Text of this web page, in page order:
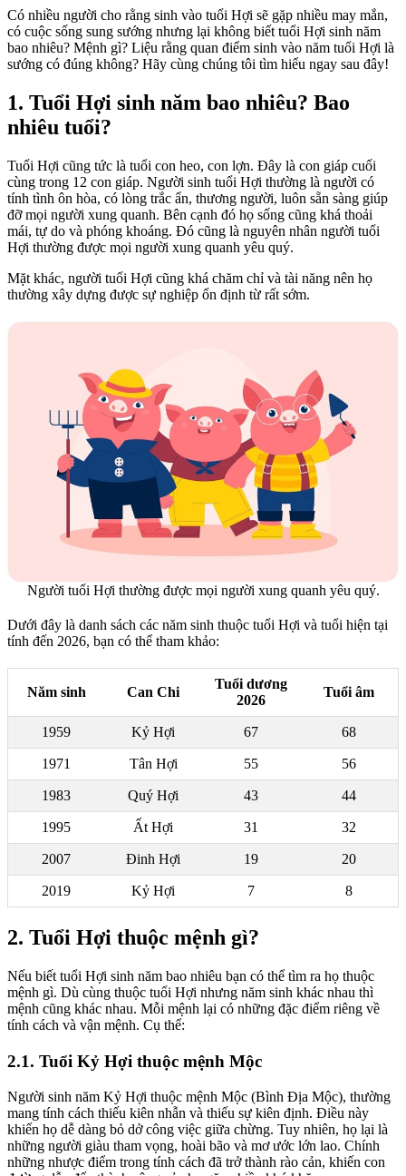
Có nhiều người cho rằng sinh vào tuổi Hợi sẽ gặp nhiều may mắn,
có cuộc sống sung sướng nhưng lại không biết tuổi Hợi sinh năm
bao nhiêu? Mệnh gì? Liệu rằng quan điểm sinh vào năm tuổi Hợi là
sướng có đúng không? Hãy cùng chúng tôi tìm hiểu ngay sau đây!
1. Tuổi Hợi sinh năm bao nhiêu? Bao
nhiêu tuổi?
Tuổi Hợi cũng tức là tuổi con heo, con lợn. Đây là con giáp cuối
cùng trong 12 con giáp. Người sinh tuổi Hợi thường là người có
tính tình ôn hòa, có lòng trắc ẩn, thương người, luôn sẵn sàng giúp
đỡ mọi người xung quanh. Bên cạnh đó họ sống cũng khá thoải
mái, tự do và phóng khoáng. Đó cũng là nguyên nhân người tuổi
Hợi thường được mọi người xung quanh yêu quý.
Mặt khác, người tuổi Hợi cũng khá chăm chỉ và tài năng nên họ
thường xây dựng được sự nghiệp ổn định từ rất sớm.
Người tuổi Hợi thường được mọi người xung quanh yêu quý.
Dưới đây là danh sách các năm sinh thuộc tuổi Hợi và tuổi hiện tại
tính đến 2026, bạn có thể tham khảo:
Năm sinh Can Chi
Tuổi dương
2026
Tuổi âm
1959 Kỷ Hợi 67 68
1971 Tân Hợi 55 56
1983 Quý Hợi 43 44
1995 Ất Hợi 31 32
2007 Đinh Hợi 19 20
2019 Kỷ Hợi 7 8
2. Tuổi Hợi thuộc mệnh gì?
Nếu biết tuổi Hợi sinh năm bao nhiêu bạn có thể tìm ra họ thuộc
mệnh gì. Dù cùng thuộc tuổi Hợi nhưng năm sinh khác nhau thì
mệnh cũng khác nhau. Mỗi mệnh lại có những đặc điểm riêng về
tính cách và vận mệnh. Cụ thể:
2.1. Tuổi Kỷ Hợi thuộc mệnh Mộc
Người sinh năm Kỷ Hợi thuộc mệnh Mộc (Bình Địa Mộc), thường
mang tính cách thiếu kiên nhẫn và thiếu sự kiên định. Điều này
khiến họ dễ dàng bỏ dở công việc giữa chừng. Tuy nhiên, họ lại là
những người giàu tham vọng, hoài bão và mơ ước lớn lao. Chính
những nhược điểm trong tính cách đã trở thành rào cản, khiến con